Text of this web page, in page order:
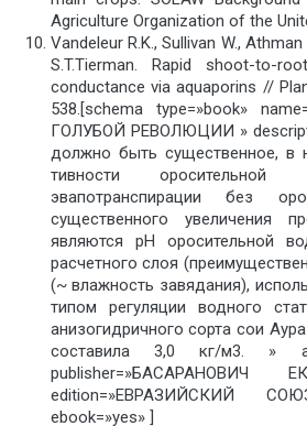
Agriculture Organization of the
Vandeleur R.K., Sullivan W.,
S.T.Tierman. Rapid shoot-to-
conductance via aquaporins //
538.[schema type=»book»
ГОЛУБОЙ РЕВОЛЮЦИИ »
должно быть существенное, в
тивности
эвапотранспирации без
существенного увеличения
являются рН оросительной
расчетного слоя
(~ влажность завядания),
типом регуляции водного
анизогидричного сорта сои
составила 3,0 кг/м3. »
publisher=»БАСАРАНОВИЧ
edition=»ЕВРАЗИЙСКИЙ
ebook=»yes» ]